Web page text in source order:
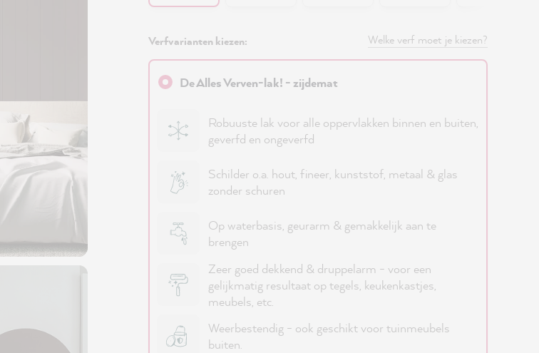
Verfvarianten kiezen: Welke verf moet je kiezen?
De Alles Verven-lak! - zijdemat
Robuuste lak voor alle oppervlakken binnen en buiten,
geverfd en ongeverfd
Schilder o.a. hout, fineer, kunststof, metaal & glas
zonder schuren
Op waterbasis, geurarm & gemakkelijk aan te
brengen
Zeer goed dekkend & druppelarm - voor een
gelijkmatig resultaat op tegels, keukenkastjes,
meubels, etc.
Weerbestendig - ook geschikt voor tuinmeubels
buiten.